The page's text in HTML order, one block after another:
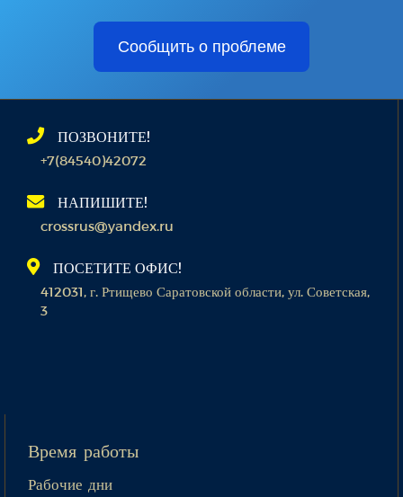
Сообщить о проблеме
ПОЗВОНИТЕ!
+7(84540)42072
НАПИШИТЕ!
crossrus@yandex.ru
ПОСЕТИТЕ ОФИС!
412031, г. Ртищево Саратовской области, ул. Советская,
3
Время работы
Рабочие дни